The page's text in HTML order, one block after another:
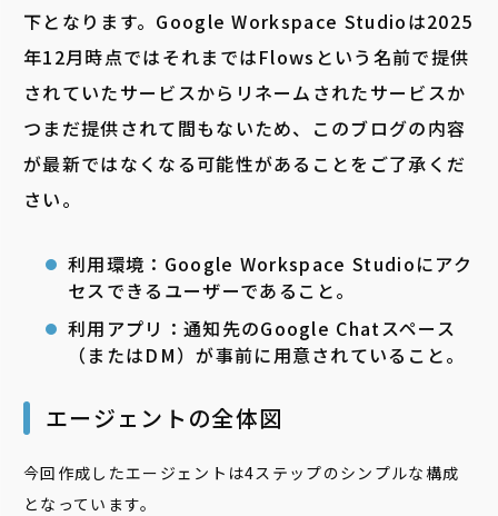
下となります。Google Workspace Studioは2025
年12月時点ではそれまではFlowsという名前で提供
されていたサービスからリネームされたサービスか
つまだ提供されて間もないため、このブログの内容
が最新ではなくなる可能性があることをご了承くだ
さい。
利用環境：Google Workspace Studioにアク
セスできるユーザーであること。
利用アプリ：通知先のGoogle Chatスペース
（またはDM）が事前に用意されていること。
エージェントの全体図
今回作成したエージェントは4ステップのシンプルな構成
となっています。